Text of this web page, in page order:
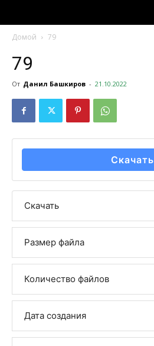
Домой 79
79
От Данил Башкиров - 21.10.2022
Скачать
Скачать
Размер файла
Количество файлов
Дата создания